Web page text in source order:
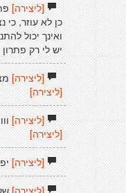
[ליצירה]
כן לא עוזר,
ואינך יכול
יש לי רק
[ליצירה]
[ליצירה]
[ליצירה]
[ליצירה]
[ליצירה]
[ליצירה]